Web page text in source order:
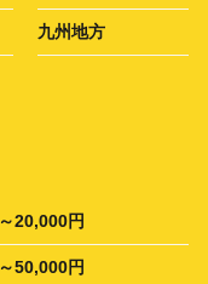
九州地方
20,000円
50,000円